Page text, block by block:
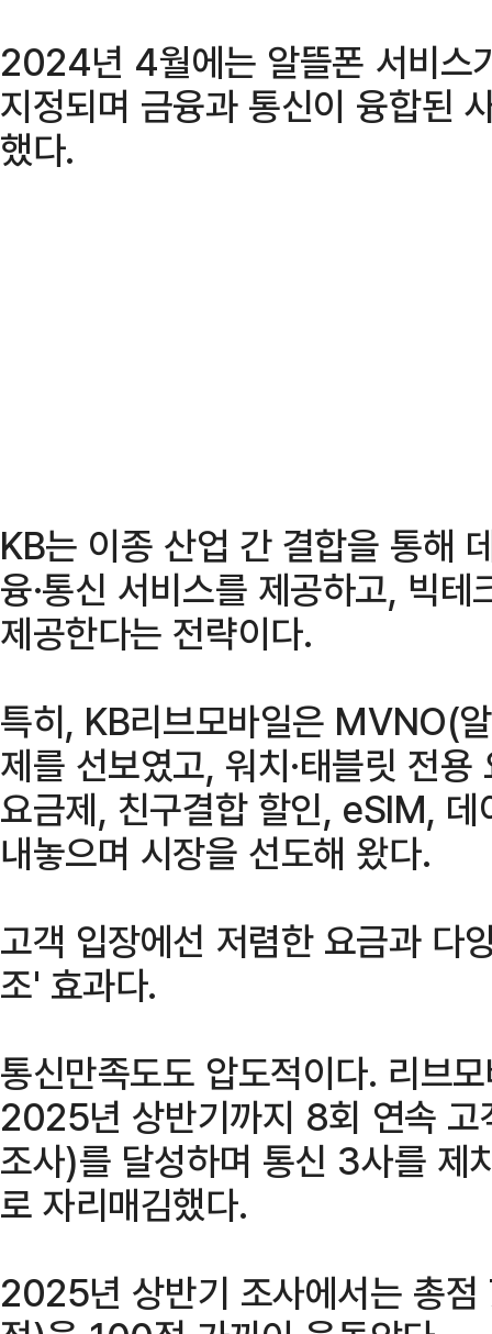
2024년 4월에는 알뜰폰 서비스
지정되며 금융과 통신이 융합된
했다.
KB는 이종 산업 간 결합을 통해
융·통신 서비스를 제공하고, 빅
제공한다는 전략이다.
특히, KB리브모바일은 MVNO(
제를 선보였고, 워치·태블릿 전
요금제, 친구결합 할인, eSIM,
내놓으며 시장을 선도해 왔다.
고객 입장에선 저렴한 요금과 다
조' 효과다.
통신만족도도 압도적이다. 리브
2025년 상반기까지 8회 연속 고
조사)를 달성하며 통신 3사를 제
로 자리매김했다.
2025년 상반기 조사에서는 총